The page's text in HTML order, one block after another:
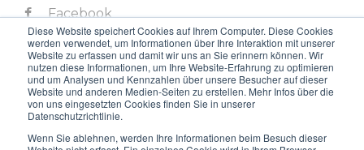
Diese Website speichert Cookies auf Ihrem Computer. Diese Cookies
werden verwendet, um Informationen über Ihre Interaktion mit unserer
Website zu erfassen und damit wir uns an Sie erinnern können. Wir
nutzen diese Informationen, um Ihre Website-Erfahrung zu optimieren
und um Analysen und Kennzahlen über unsere Besucher auf dieser
Website und anderen Medien-Seiten zu erstellen. Mehr Infos über die
von uns eingesetzten Cookies finden Sie in unserer
Datenschutzrichtlinie.
Wenn Sie ablehnen, werden Ihre Informationen beim Besuch dieser
Facebook
Twitter
LinkedIn
Instagram
Youtube